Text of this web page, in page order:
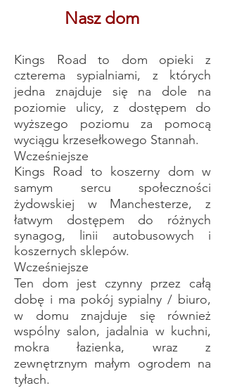
Nasz dom
Kings Road to dom opieki z
czterema sypialniami, z których
jedna znajduje się na dole na
poziomie ulicy, z dostępem do
wyższego poziomu za pomocą
wyciągu krzesełkowego Stannah.
Wcześniejsze
Kings Road to koszerny dom w
samym sercu społeczności
żydowskiej w Manchesterze, z
łatwym dostępem do różnych
synagog, linii autobusowych i
koszernych sklepów.
Wcześniejsze
Ten dom jest czynny przez całą
dobę i ma pokój sypialny / biuro,
w domu znajduje się również
wspólny salon, jadalnia w kuchni,
mokra łazienka, wraz z
zewnętrznym małym ogrodem na
tyłach.